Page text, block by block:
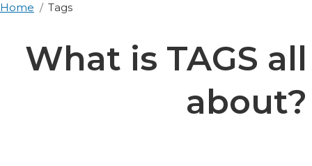
Home Tags
What is TAGS all
about?